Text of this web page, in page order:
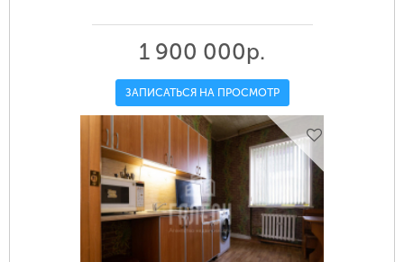
1 900 000р.
ЗАПИСАТЬСЯ НА ПРОСМОТР